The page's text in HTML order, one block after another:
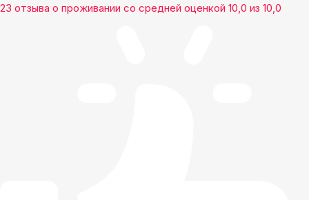
23 отзыва о проживании со средней оценкой 10,0 из 10,0